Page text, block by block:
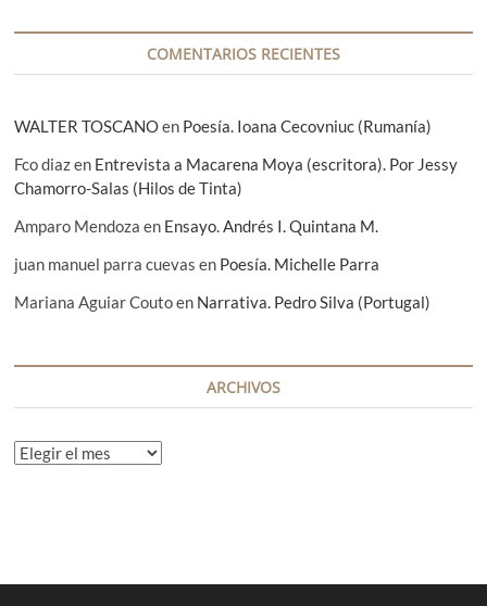
a
s
COMENTARIOS RECIENTES
WALTER TOSCANOen Poesía. Ioana Cecovniuc (Rumanía)
Fco diazen Entrevista a Macarena Moya (escritora). Por Jessy
Chamorro-Salas (Hilos de Tinta)
Amparo Mendoza en Ensayo. Andrés I. Quintana M.
juan manuel parra cuevas en Poesía. Michelle Parra
Mariana Aguiar Coutoen Narrativa. Pedro Silva (Portugal)
ARCHIVOS
A